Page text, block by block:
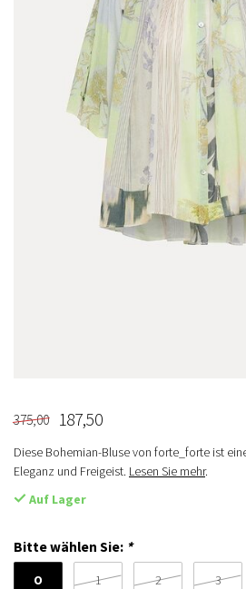
375,00 187,50
Diese Bohemian-Bluse von forte_forte ist
Eleganz und Freigeist. Lesen Sie mehr.
Auf Lager
Bitte wählen Sie: *
O 1 2 3